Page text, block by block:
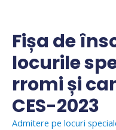
contentFișa de
locurile
rromi și
CES-2023
Admitere pe locuri